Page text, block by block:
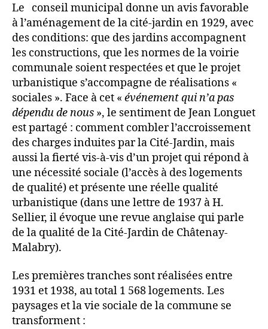
Le conseil municipal donne un avis favorable
à l’aménagement de la cité-jardin en 1929, avec
des conditions: que des jardins accompagnent
les constructions, que les normes de la voirie
communale soient respectées et que le projet
urbanistique s’accompagne de réalisations «
sociales ». Face à cet « événement qui n’a pas
dépendu de nous », le sentiment de Jean Longuet
est partagé : comment combler l’accroissement
des charges induites par la Cité-Jardin, mais
aussi la fierté vis-à-vis d’un projet qui répond à
une nécessité sociale (l’accès à des logements
de qualité) et présente une réelle qualité
urbanistique (dans une lettre de 1937 à H.
Sellier, il évoque une revue anglaise qui parle
de la qualité de la Cité-Jardin de Châtenay-
Malabry).
Les premières tranches sont réalisées entre
1931 et 1938, au total 1 568 logements. Les
paysages et la vie sociale de la commune se
transforment :